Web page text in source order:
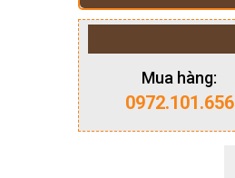
Mua hàng:
0972.101.656